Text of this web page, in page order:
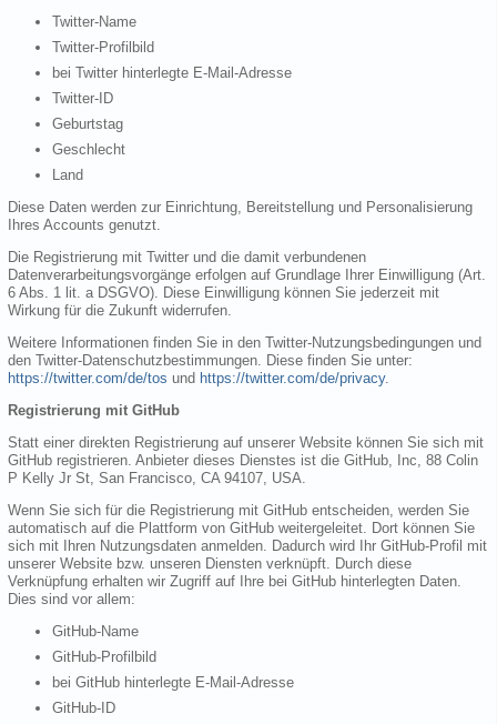
Twitter-Name
Twitter-Profilbild
bei Twitter hinterlegte E-Mail-Adresse
Twitter-ID
Geburtstag
Geschlecht
Land
Diese Daten werden zur Einrichtung, Bereitstellung und Personalisierung
Ihres Accounts genutzt.
Die Registrierung mit Twitter und die damit verbundenen
Datenverarbeitungsvorgänge erfolgen auf Grundlage Ihrer Einwilligung (Art.
6 Abs. 1 lit. a DSGVO). Diese Einwilligung können Sie jederzeit mit
Wirkung für die Zukunft widerrufen.
Weitere Informationen finden Sie in den Twitter-Nutzungsbedingungen und
den Twitter-Datenschutzbestimmungen. Diese finden Sie unter:
https://twitter.com/de/tos und https://twitter.com/de/privacy.
Registrierung mit GitHub
Statt einer direkten Registrierung auf unserer Website können Sie sich mit
GitHub registrieren. Anbieter dieses Dienstes ist die GitHub, Inc, 88 Colin
P Kelly Jr St, San Francisco, CA 94107, USA.
Wenn Sie sich für die Registrierung mit GitHub entscheiden, werden Sie
automatisch auf die Plattform von GitHub weitergeleitet. Dort können Sie
sich mit Ihren Nutzungsdaten anmelden. Dadurch wird Ihr GitHub-Profil mit
unserer Website bzw. unseren Diensten verknüpft. Durch diese
Verknüpfung erhalten wir Zugriff auf Ihre bei GitHub hinterlegten Daten.
Dies sind vor allem:
GitHub-Name
GitHub-Profilbild
bei GitHub hinterlegte E-Mail-Adresse
GitHub-ID